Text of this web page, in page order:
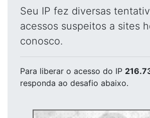
Seu IP fez diversas
acessos suspeitos a sites
conosco.
Para liberar o acesso do IP
responda ao desafio abaixo.